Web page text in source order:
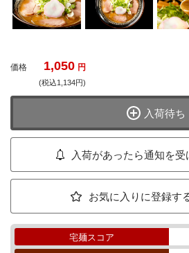
価格 1,050 円
(税込1,134円)
入荷待ち
入荷があったら通知を受
お気に入りに登録す
宅麺スコア